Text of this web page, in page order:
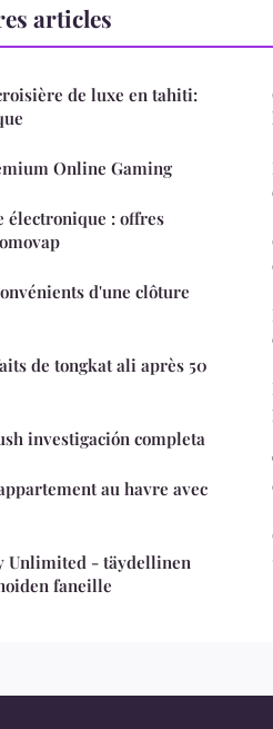
articles
de luxe en tahiti:
Online Gaming
électronique : offres
d'une clôture
de tongkat ali après 50
investigación completa
au havre avec
Unlimited - täydellinen
faneille